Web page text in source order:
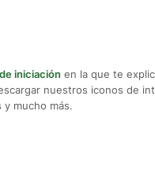
iniciación en la que te
nuestros iconos de
y mucho más.